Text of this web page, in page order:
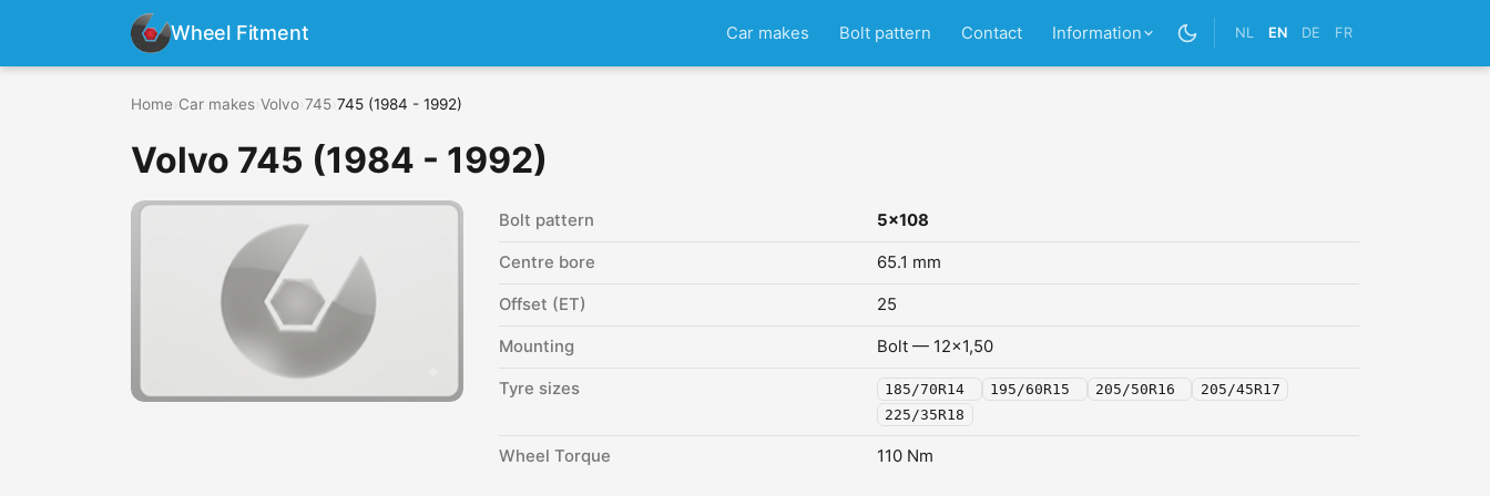
Wheel Fitment Car makes Bolt pattern Contact Information NL EN DE FR
Home Car makes Volvo 745 745 (1984 - 1992)
Volvo 745 (1984 - 1992)
Bolt pattern 5x108
Centre bore 65.1 mm
Offset (ET) 25
Mounting Bolt — 12x1,50
Tyre sizes 185/70R14 195/60R15 205/50R16
205/45R17
225/35R18
Wheel Torque 110 Nm